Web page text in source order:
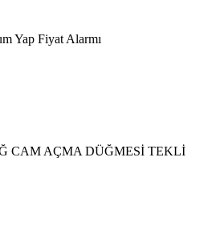
Yap Fiyat Alarmı
CAM AÇMA DÜĞMESİ TEKLİ